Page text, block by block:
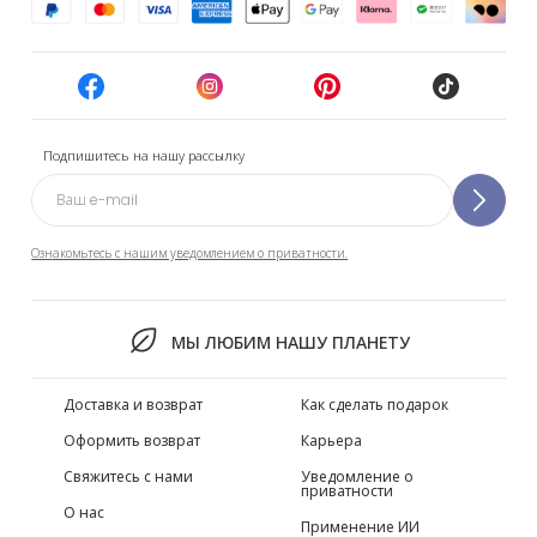
Подпишитесь на нашу рассылку
Ознакомьтесь с нашим уведомлением о приватности.
МЫ ЛЮБИМ НАШУ ПЛАНЕТУ
Доставка и возврат
Оформить возврат
Свяжитесь с нами
О нас
Как сделать подарок
Карьера
Уведомление о
приватности
Применение ИИ